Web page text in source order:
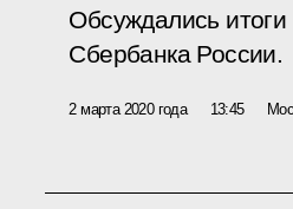
Обсуждались
Сбербанка России.
2 марта 2020 года 13:45